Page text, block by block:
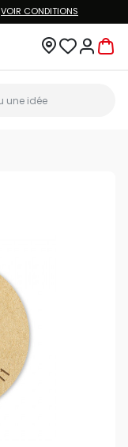
VOIR CONDITIONS